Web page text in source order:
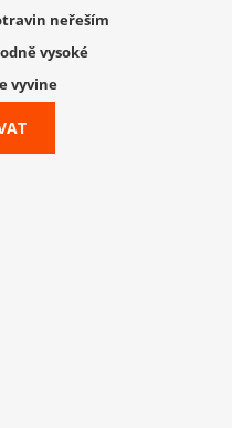
neřeším
vysoké
vyvine